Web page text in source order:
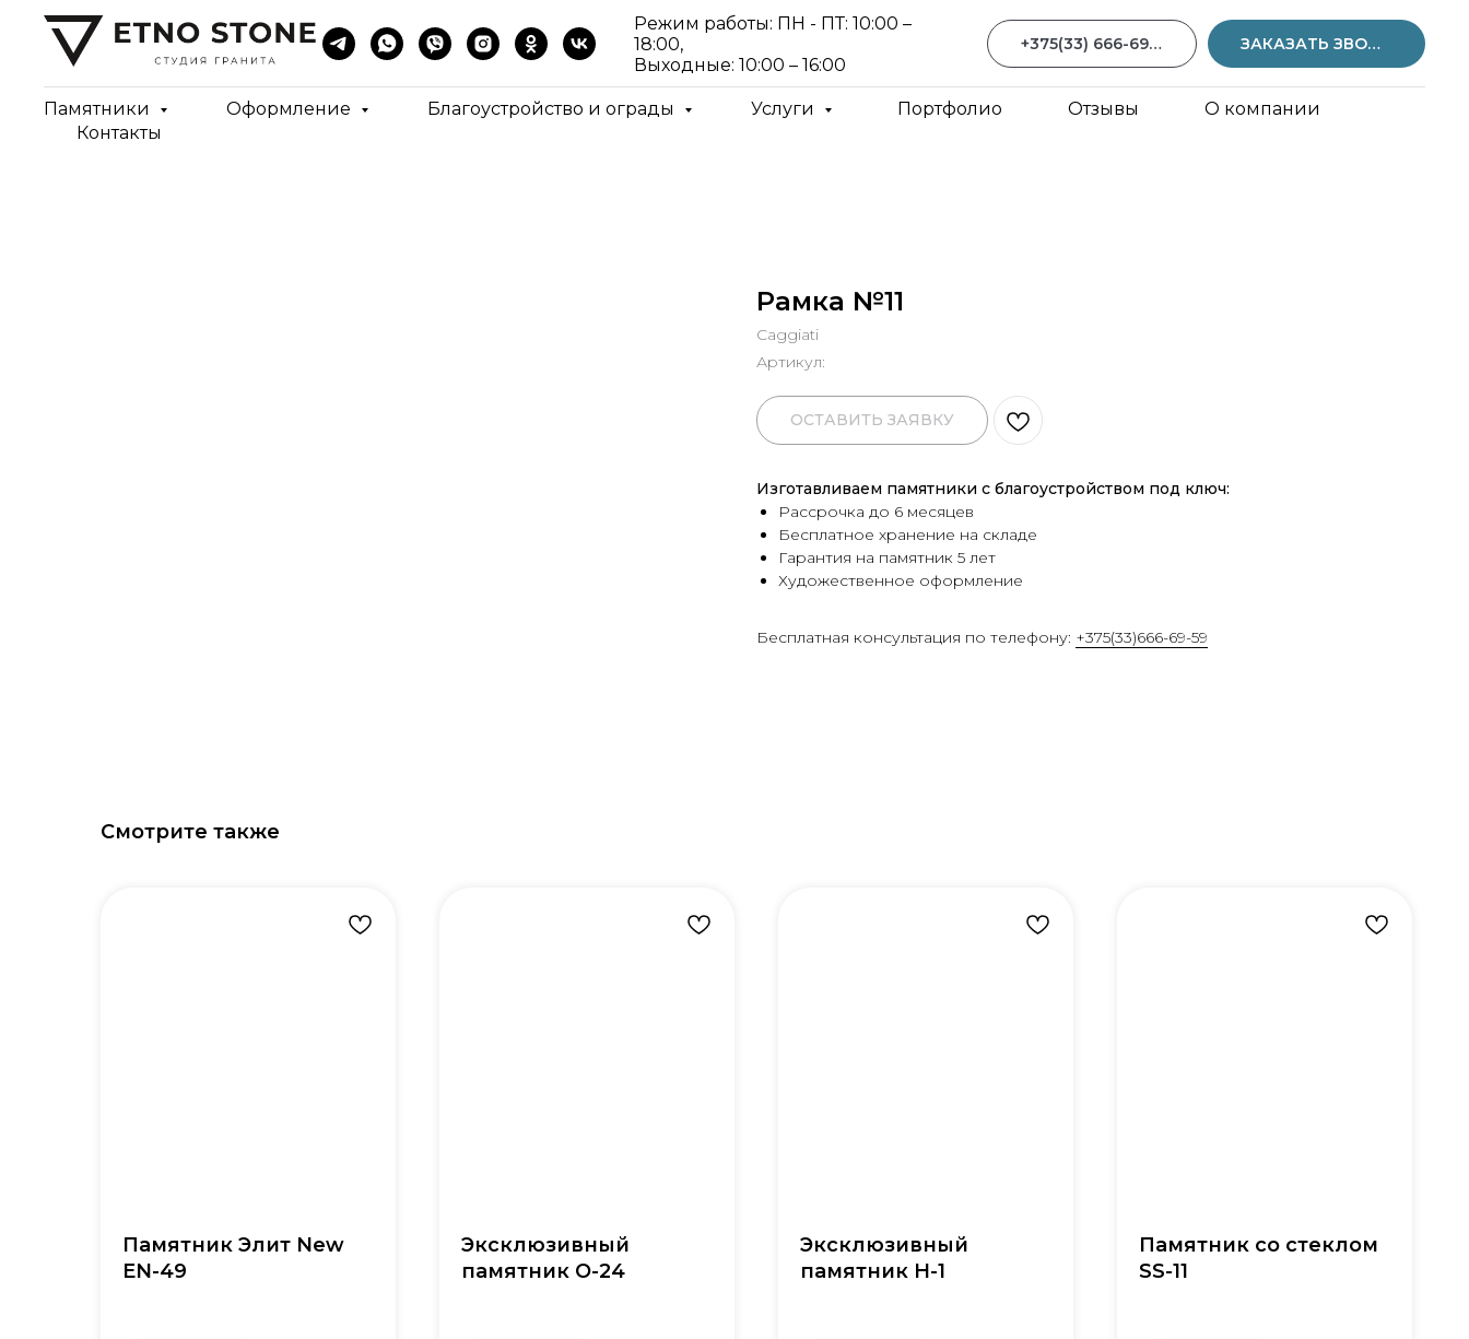
Режим работы: ПН - ПТ: 10:00 –
18:00,
Выходные: 10:00 – 16:00
+375(33) 666-69-59 ЗАКАЗАТЬ ЗВОНОК
Памятники Оформление Благоустройство и ограды Услуги Портфолио Отзывы
О компании
Контакты
Рамка №11
Caggiati
Артикул:
ОСТАВИТЬ ЗАЯВКУ
Изготавливаем памятники с благоустройством под ключ:
Рассрочка до 6 месяцев
Бесплатное хранение на складе
Гарантия на памятник 5 лет
Художественное оформление
Бесплатная консультация по телефону: +375(33)666-69-59
Смотрите также
Памятник Элит New
EN-49
Эксклюзивный
памятник О-24
Эксклюзивный
памятник Н-1
Памятник со стеклом
SS-11